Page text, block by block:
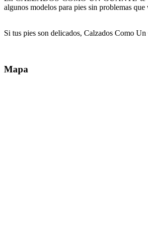
algunos modelos para pies sin problemas
Si tus pies son delicados, Calzados Como
Mapa